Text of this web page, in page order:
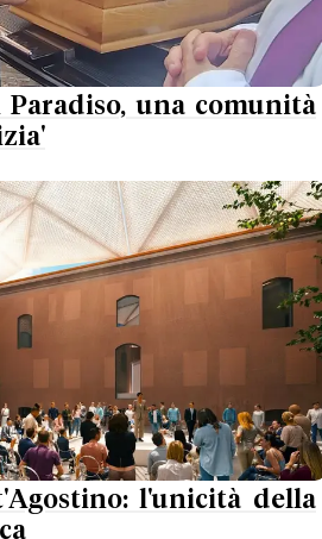
una comunità
l'unicità della